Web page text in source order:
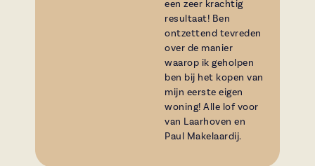
een zeer krachtig
resultaat! Ben
ontzettend tevreden
over de manier
waarop ik geholpen
ben bij het kopen van
mijn eerste eigen
woning! Alle lof voor
van Laarhoven en
Paul Makelaardij.